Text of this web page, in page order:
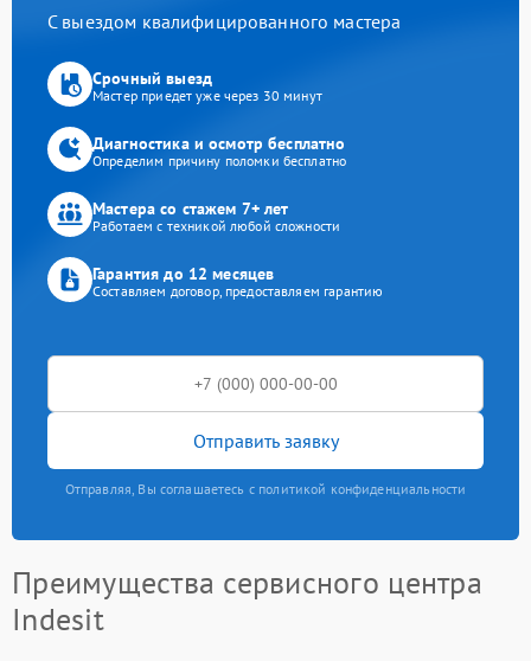
С выездом квалифицированного мастера
Срочный выезд
Мастер приедет уже через 30 минут
Диагностика и осмотр бесплатно
Определим причину поломки бесплатно
Мастера со стажем 7+ лет
Работаем с техникой любой сложности
Гарантия до 12 месяцев
Составляем договор, предоставляем гарантию
Отправить заявку
Отправляя, Вы соглашаетесь с политикой конфиденциальности
Преимущества сервисного центра
Indesit